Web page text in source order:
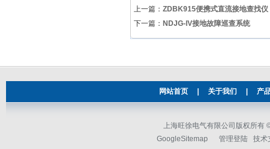
上一篇： ZDBK915便携式直流接地查找仪
下一篇： NDJG-IV接地故障巡查系统
网站首页 关于我们 产
上海旺徐电气有限公司版权所有
GoogleSitemap
管理登陆 技术